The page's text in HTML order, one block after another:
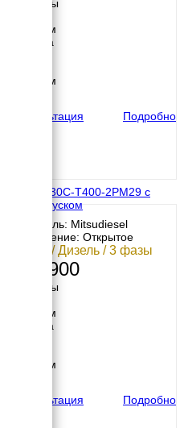
Размеры
1700 мм
Ширина
1230 мм
Консультация
Подробно
МД АД-30С-Т400-2РМ29 с
автозапуском
Двигатель: Mitsudiesel
Исполнение: Открытое
30 кВт / Дизель / 3 фазы
534 900
Размеры
1700 мм
Ширина
1230 мм
Консультация
Подробно